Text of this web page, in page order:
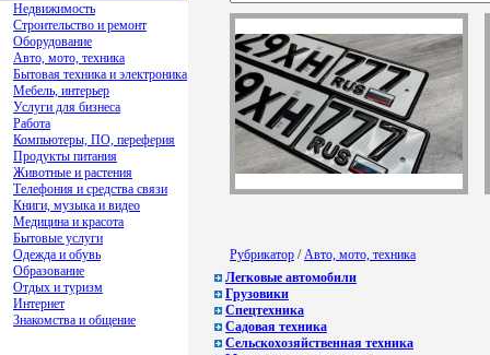
Недвижимость
Строительство и ремонт
Оборудование
Авто, мото, техника
Бытовая техника и электроника
Мебель, интерьер
Услуги для бизнеса
Работа
Компьютеры, ПО, переферия
Продукты питания
Животные и растения
Телефония и средства связи
Книги, музыка и видео
Медицина и красота
Бытовые услуги
Одежда и обувь
Образование
Отдых и туризм
Интернет
Знакомства и общение
Рубрикатор /Авто, мото, техника
Легковые автомобили
Грузовики
Cпецтехника
Садовая техника
Сельскохозяйственная техника